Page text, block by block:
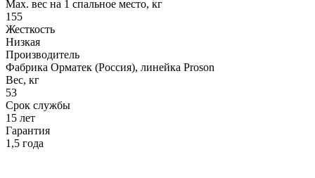
Max. вес на 1 спальное место, кг
155
Жесткость
Низкая
Производитель
Фабрика Орматек (Россия), линейка Proson
Вес, кг
53
Срок службы
15 лет
Гарантия
1,5 года